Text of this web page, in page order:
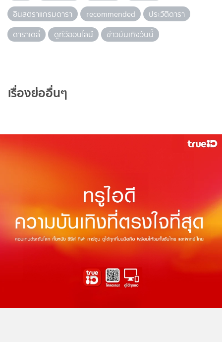
อินสตราแกรมดารา
recommended
ประวัติดารา
ดาราเดลี่
ดูทีวีออนไลน์ ข่าวบันเทิงวันนี้
เรื่องย่ออื่นๆ